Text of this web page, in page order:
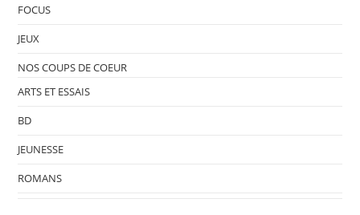
FOCUS
JEUX
NOS COUPS DE COEUR
ARTS ET ESSAIS
BD
JEUNESSE
ROMANS